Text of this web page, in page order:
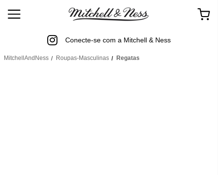
Conecte-se com a Mitchell & Ness
MitchellAndNess Roupas-Masculinas Regatas